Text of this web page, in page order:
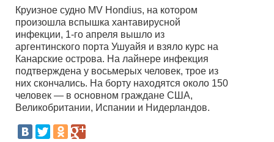
Круизное судно MV Hondius, на котором
произошла вспышка хантавирусной
инфекции, 1-го апреля вышло из
аргентинского порта Ушуайя и взяло курс на
Канарские острова. На лайнере инфекция
подтверждена у восьмерых человек, трое из
них скончались. На борту находятся около 150
человек — в основном граждане США,
Великобритании, Испании и Нидерландов.